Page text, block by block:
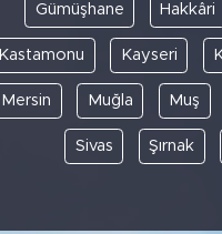
Gümüşhane Hakkâri
Kastamonu Kayseri
Mersin Muğla Muş
Sivas Şırnak